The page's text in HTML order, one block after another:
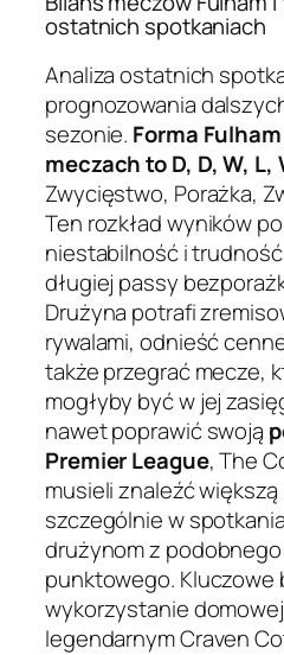
ostatnich spotkaniach
Analiza ostatnich
prognozowania
sezonie. Forma
meczach to D, D, W, L,
Zwycięstwo, Porażka,
Ten rozkład wyników
niestabilność i
długiej passy
Drużyna potrafi
rywalami, odnieść
także przegrać mecze,
mogłyby być w jej
nawet poprawić swoją
Premier League, The
musieli znaleźć
szczególnie w
drużynom z podobnego
punktowego. Kluczowe
wykorzystanie
legendarnym Craven